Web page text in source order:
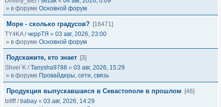
» в форуме Основной форум
Море - сколько градусов? [16471]
TY4KA/черрТЯ « 03 авг, 2026, 23:00
» в форуме Основной форум
Подскажите, кто знает [3]
Shvei`K /Tanysha9788 « 03 авг, 2026, 15:29
» в форуме Провайдеры, сети, связь
Продукция выпускавшаяся в Севастополе в прошлом
[46]
bitfff/ babay « 03 авг, 2026, 14:29